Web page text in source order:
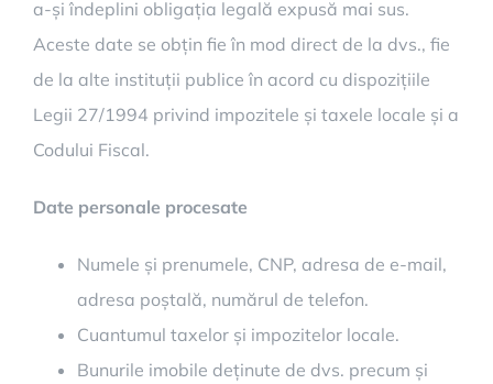
a-și îndeplini obligația legală expusă mai sus.
Aceste date se obțin fie în mod direct de la dvs., fie
de la alte instituții publice în acord cu dispozițiile
Legii 27/1994 privind impozitele și taxele locale și a
Codului Fiscal.
Date personale procesate
Numele și prenumele, CNP, adresa de e-mail,
adresa poștală, numărul de telefon.
Cuantumul taxelor și impozitelor locale.
Bunurile imobile deținute de dvs. precum și